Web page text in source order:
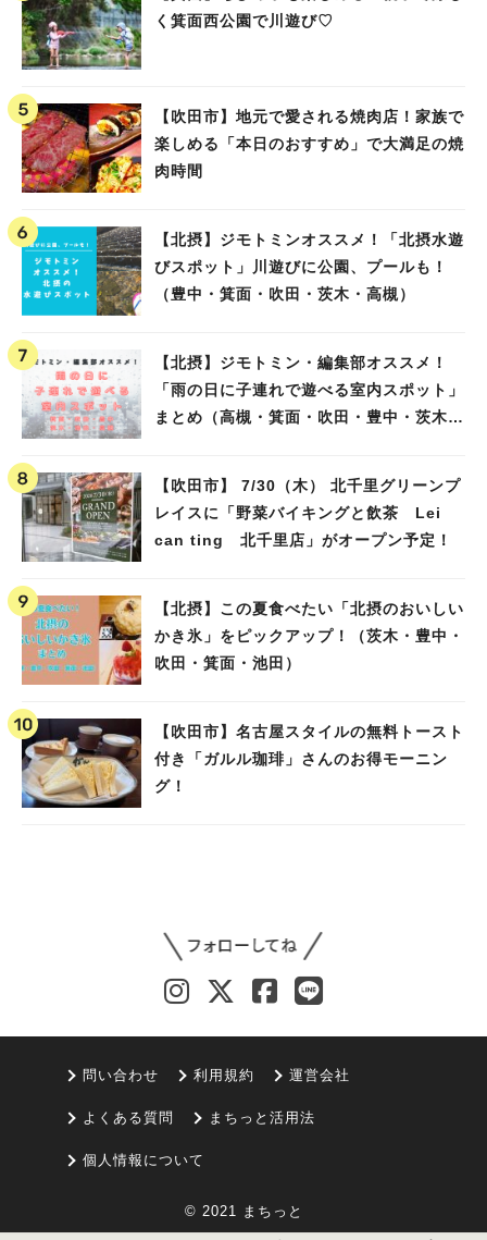
く箕面西公園で川遊び♡
【吹田市】地元で愛される焼肉店！家族で
楽しめる「本日のおすすめ」で大満足の焼
肉時間
【北摂】ジモトミンオススメ！「北摂水遊
びスポット」川遊びに公園、プールも！
（豊中・箕面・吹田・茨木・高槻）
【北摂】ジモトミン・編集部オススメ！
「雨の日に子連れで遊べる室内スポット」
まとめ（高槻・箕面・吹田・豊中・茨木・
【吹田市】 7/30（木） 北千里グリーンプ
レイスに「野菜バイキングと飲茶 Lei
can ting 北千里店」がオープン予定！
【北摂】この夏食べたい「北摂のおいしい
かき氷」をピックアップ！（茨木・豊中・
吹田・箕面・池田）
【吹田市】名古屋スタイルの無料トースト
付き「ガルル珈琲」さんのお得モーニン
グ！
問い合わせ 利用規約 運営会社
よくある質問 まちっと活用法
個人情報について
© 2021 まちっと